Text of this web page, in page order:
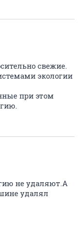
свежие.
экологии
при этом
не удаляют.А
удалял